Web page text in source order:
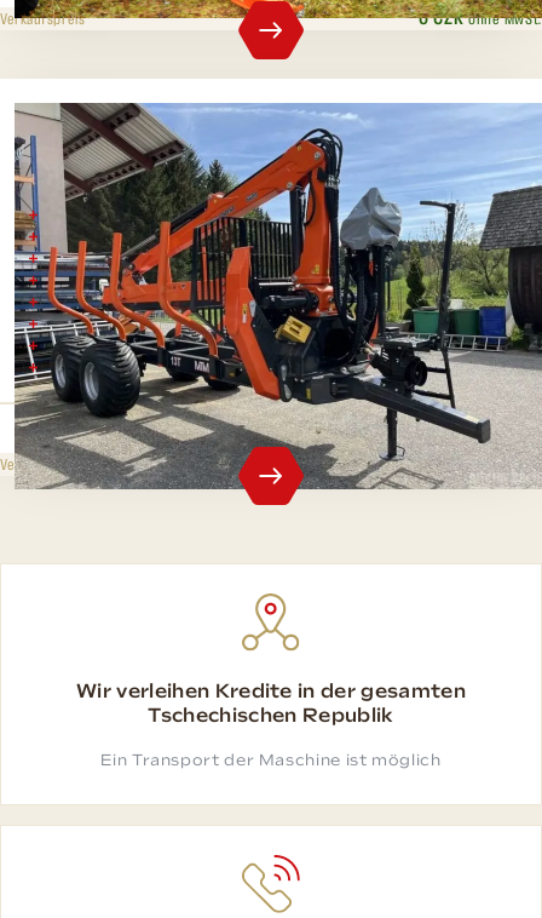
0 CZKohne MwSt.
Verkaufspreis
MTM 13T
-13 Tonnen Gesamtgewicht
- Doppelrohrrahmen 2x (200x100x6)
- Stütze für die Bodenklappe
- 1x zusätzliches Paar Streben
- Hydraulische Bremse an beiden Achsen
- Scharmüller Unterdeichsel mit angeflanschter Zugöse
- Rahmenverlängerung
- Kipli LED-Rückleuchten
0 CZKohne MwSt.
Verkaufspreis
Wir verleihen Kredite in der gesamten
Tschechischen Republik
Ein Transport der Maschine ist möglich